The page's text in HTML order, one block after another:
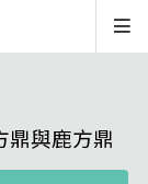
鼎與鹿方鼎